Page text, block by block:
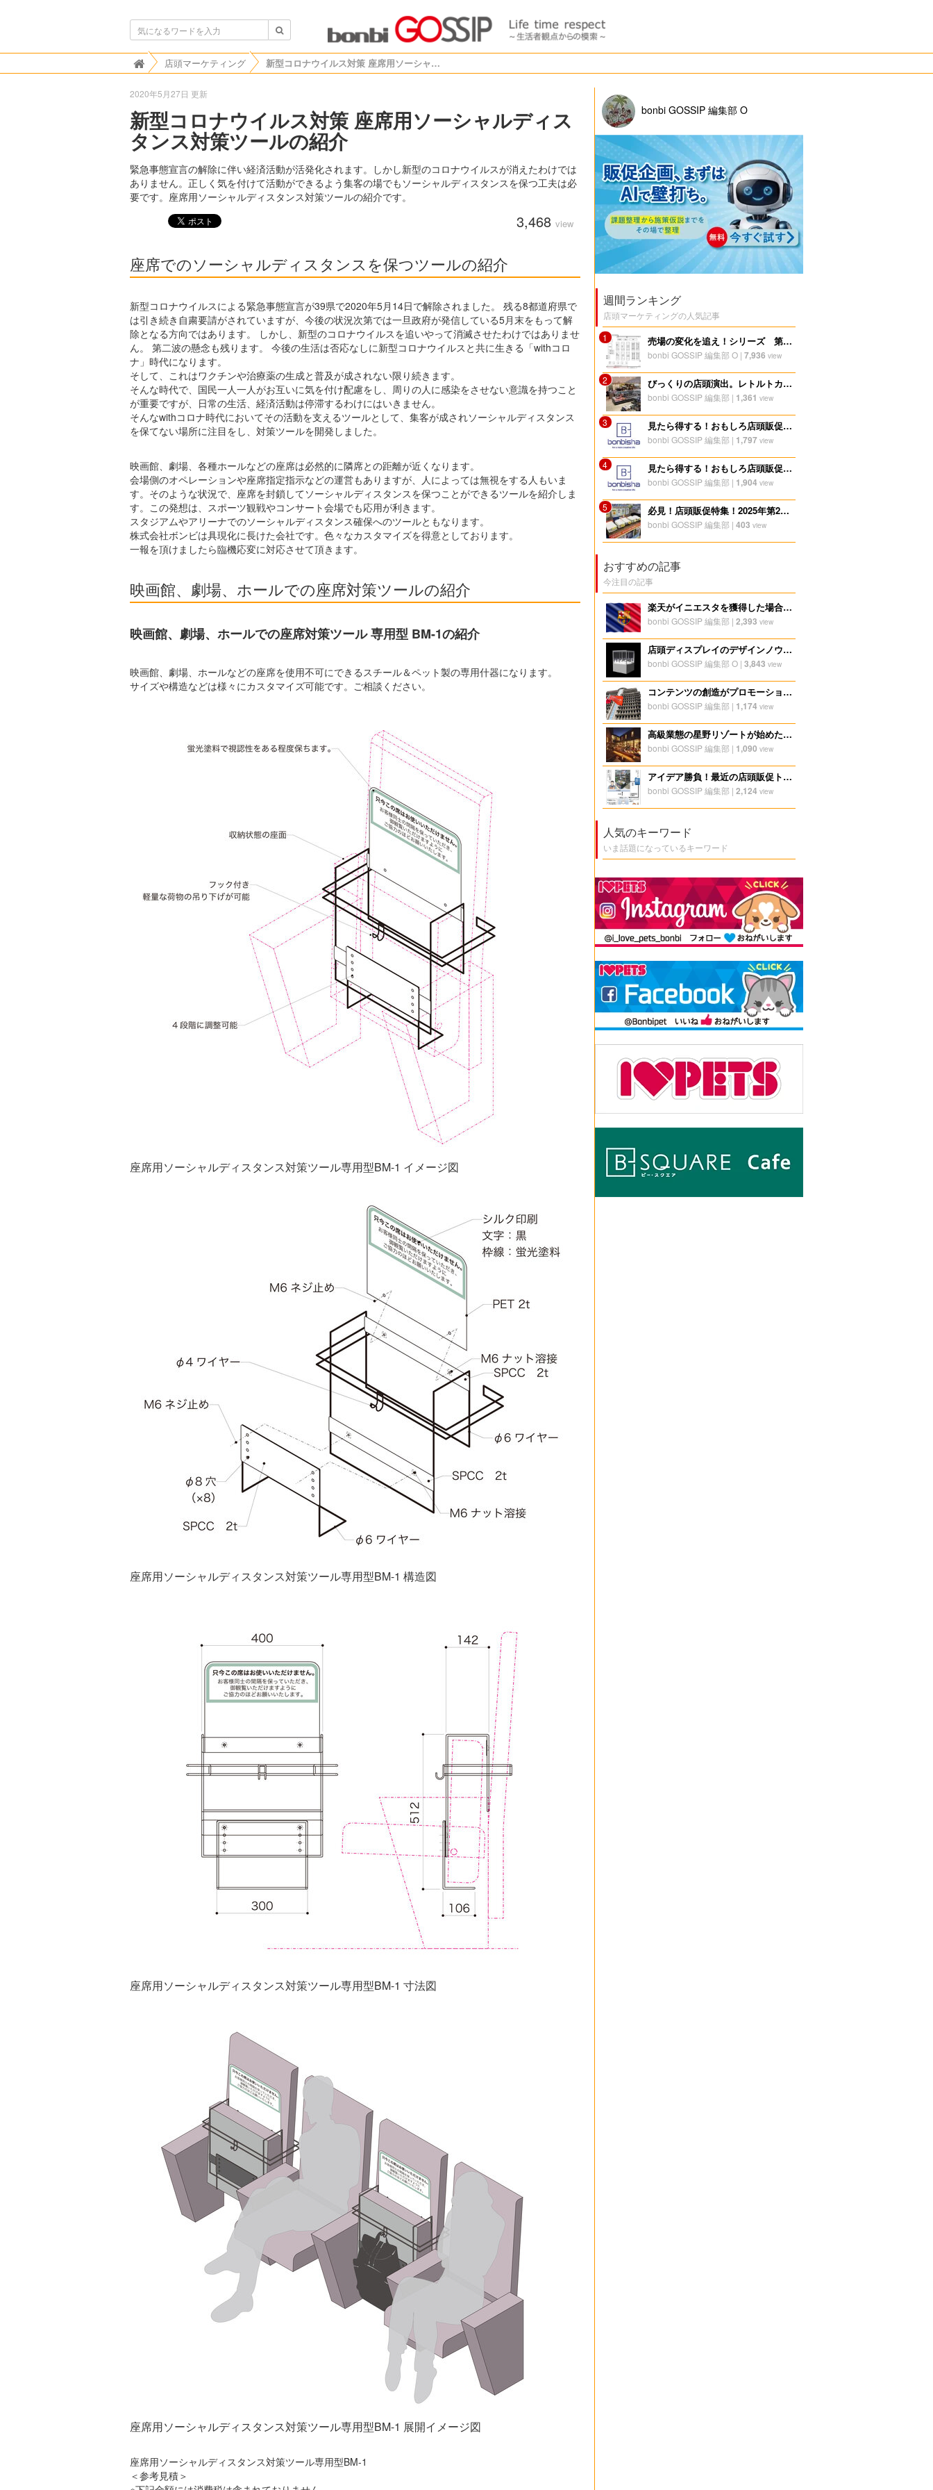
ボンビゴシップ
店頭マーケティング 新型コロナウイルス対策 座席用ソーシャルディスタンス対策ツールの紹介
2020年5月27日 更新
新型コロナウイルス対策 座席用ソーシャルディス
タンス対策ツールの紹介
緊急事態宣言の解除に伴い経済活動が活発化されます。しかし新型のコロナウイルスが消えたわけでは
ありません。正しく気を付けて活動ができるよう集客の場でもソーシャルディスタンスを保つ工夫は必
要です。座席用ソーシャルディスタンス対策ツールの紹介です。
3,468 view
座席でのソーシャルディスタンスを保つツールの紹介
新型コロナウイルスによる緊急事態宣言が39県で2020年5月14日で解除されました。 残る8都道府県で
は引き続き自粛要請がされていますが、今後の状況次第では一旦政府が発信している5月末をもって解
除となる方向ではあります。 しかし、新型のコロナウイルスを追いやって消滅させたわけではありませ
ん。 第二波の懸念も残ります。 今後の生活は否応なしに新型コロナウイルスと共に生きる「withコロ
ナ」時代になります。
そして、これはワクチンや治療薬の生成と普及が成されない限り続きます。
そんな時代で、国民一人一人がお互いに気を付け配慮をし、周りの人に感染をさせない意識を持つこと
が重要ですが、日常の生活、経済活動は停滞するわけにはいきません。
そんなwithコロナ時代においてその活動を支えるツールとして、集客が成されソーシャルディスタンス
を保てない場所に注目をし、対策ツールを開発しました。
映画館、劇場、各種ホールなどの座席は必然的に隣席との距離が近くなります。
会場側のオペレーションや座席指定指示などの運営もありますが、人によっては無視をする人もいま
す。そのような状況で、座席を封鎖してソーシャルディスタンスを保つことができるツールを紹介しま
す。この発想は、スポーツ観戦やコンサート会場でも応用が利きます。
スタジアムやアリーナでのソーシャルディスタンス確保へのツールともなります。
株式会社ボンビは具現化に長けた会社です。色々なカスタマイズを得意としております。
一報を頂けましたら臨機応変に対応させて頂きます。
映画館、劇場、ホールでの座席対策ツールの紹介
映画館、劇場、ホールでの座席対策ツール 専用型 BM-1の紹介
映画館、劇場、ホールなどの座席を使用不可にできるスチール＆ペット製の専用什器になります。
サイズや構造などは様々にカスタマイズ可能です。ご相談ください。
座席用ソーシャルディスタンス対策ツール専用型BM-1 イメージ図
座席用ソーシャルディスタンス対策ツール専用型BM-1 構造図
座席用ソーシャルディスタンス対策ツール専用型BM-1 寸法図
座席用ソーシャルディスタンス対策ツール専用型BM-1 展開イメージ図
座席用ソーシャルディスタンス対策ツール専用型BM-1
＜参考見積＞
bonbi GOSSIP 編集部 O
週間ランキング
店頭マーケティングの人気記事
1
売場の変化を追え！シリーズ 第一弾スーパーを観ると面白い！
bonbi GOSSIP 編集部 O| 7,936 view
2 びっくりの店頭演出。レトルトカレーの店頭販促。
bonbi GOSSIP 編集部 | 1,361 view
3 見たら得する！おもしろ店頭販促ディスプレイ特集！2023年冬第一弾
bonbi GOSSIP 編集部 | 1,797 view
4 見たら得する！おもしろ店頭販促ディスプレイ特集！2024年第一弾
bonbi GOSSIP 編集部 | 1,904 view
5 必見！店頭販促特集！2025年第28弾
bonbi GOSSIP 編集部 | 403 view
おすすめの記事
今注目の記事
楽天がイニエスタを獲得した場合のプロモーション効果は？？
bonbi GOSSIP 編集部 | 2,393 view
店頭ディスプレイのデザインノウハウ。ハーフミラーを使った見せ方。
bonbi GOSSIP 編集部 O| 3,843 view
コンテンツの創造がプロモーションにもつながる、中国時価総額3位の会社の考え方
bonbi GOSSIP 編集部 | 1,174 view
高級業態の星野リゾートが始めた新業態から学ぶマーケティングのヒント
bonbi GOSSIP 編集部 | 1,090 view
アイデア勝負！最近の店頭販促トレンド
bonbi GOSSIP 編集部 | 2,124 view
人気のキーワード
いま話題になっているキーワード